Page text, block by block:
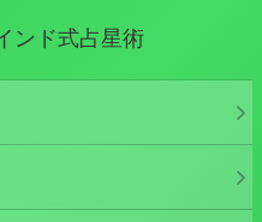
ンド式占星術